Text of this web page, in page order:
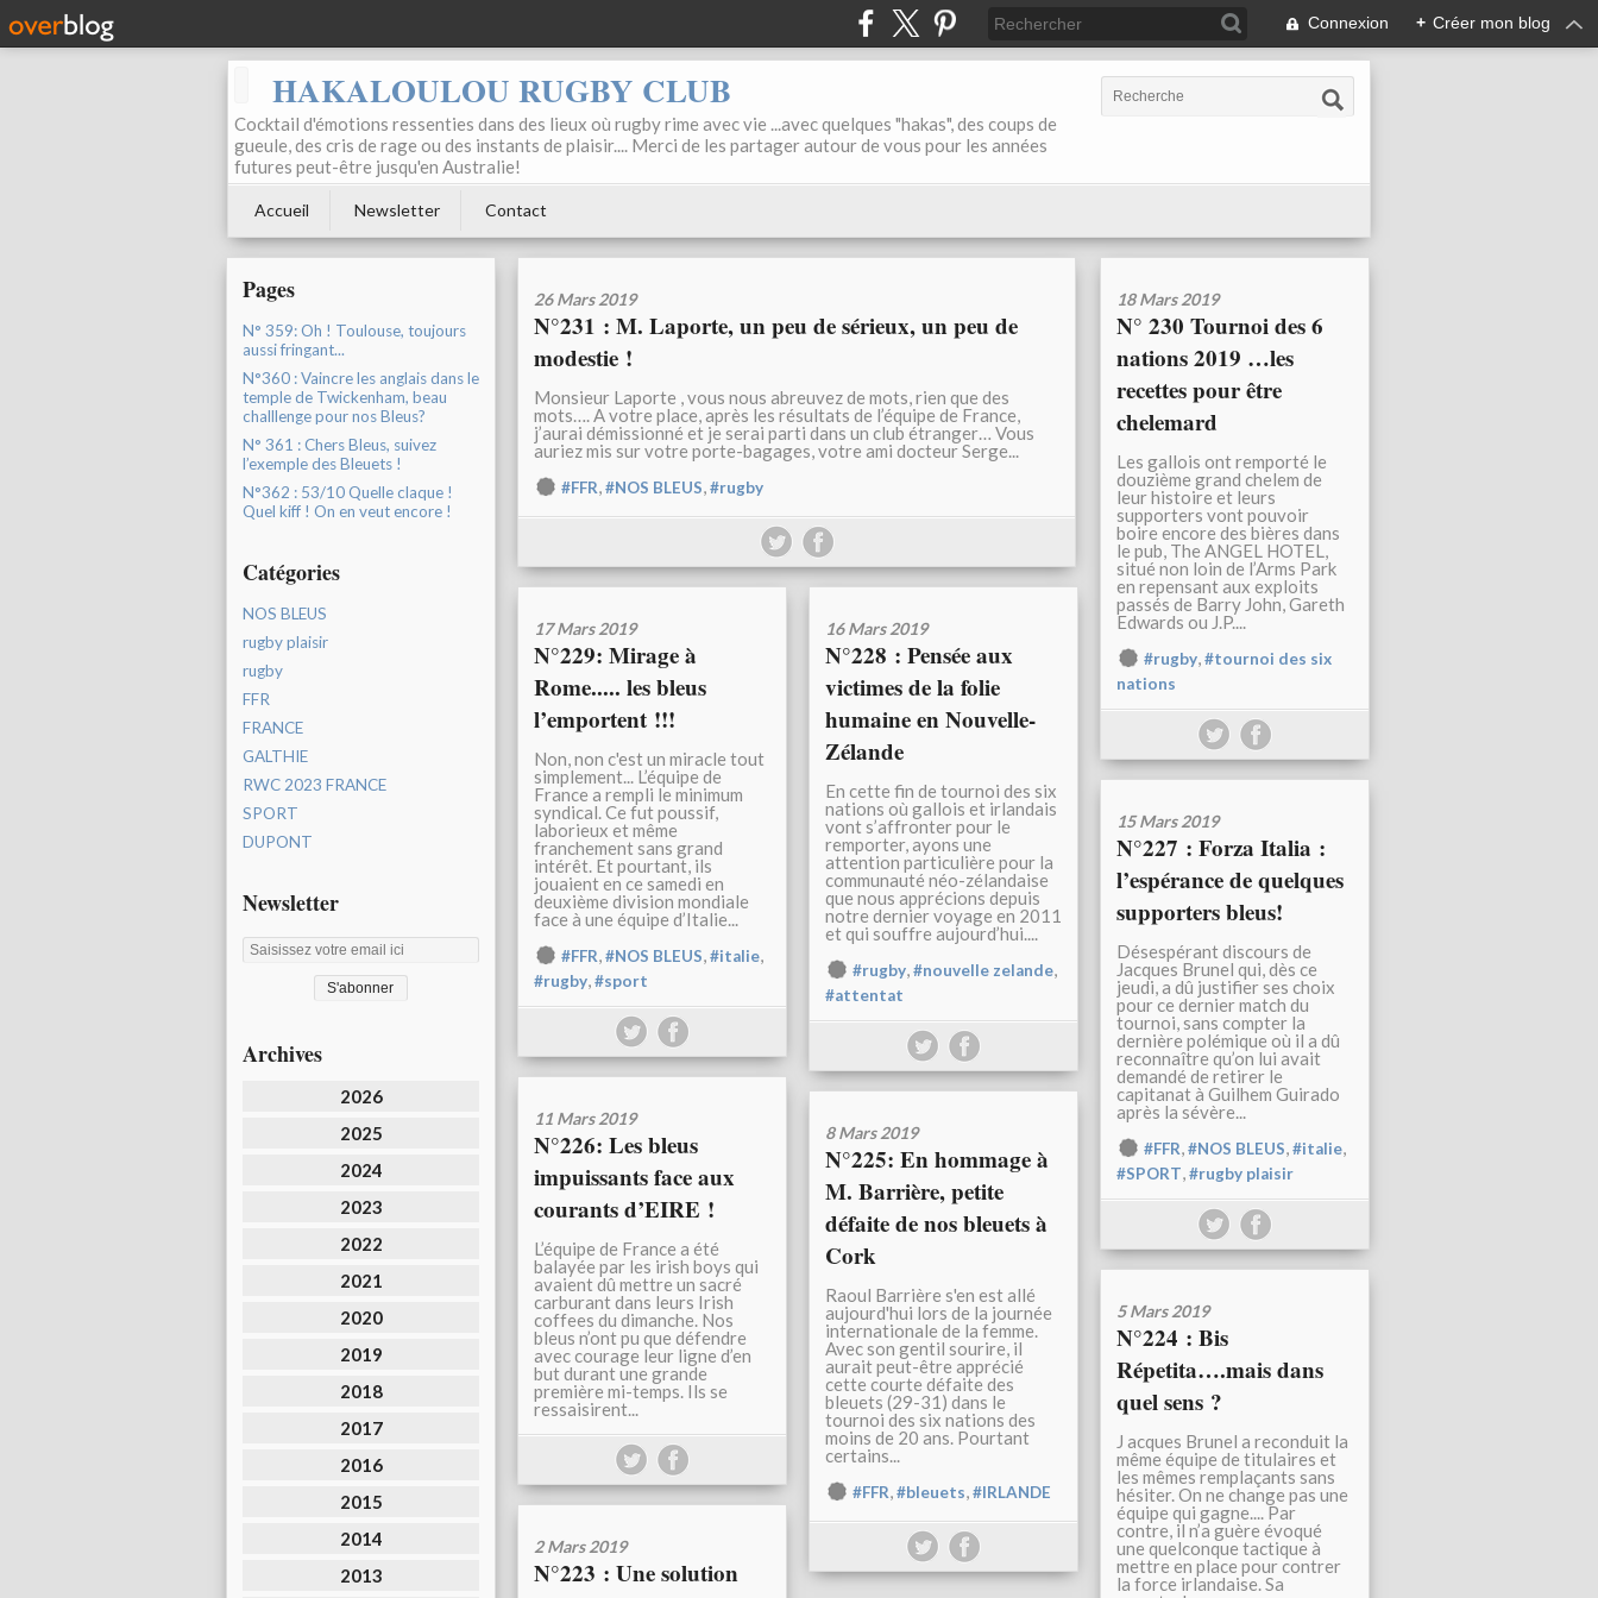
Connexion + Créer mon blog
HAKALOULOU RUGBY CLUB
Cocktail d'émotions ressenties dans des lieux où rugby rime avec vie ...avec quelques "hakas", des coups de
gueule, des cris de rage ou des instants de plaisir.... Merci de les partager autour de vous pour les années
futures peut-être jusqu'en Australie!
Accueil Newsletter Contact
Pages
N° 359: Oh ! Toulouse, toujours
aussi fringant...
N°360 : Vaincre les anglais dans le
temple de Twickenham, beau
challlenge pour nos Bleus?
N° 361 : Chers Bleus, suivez
l’exemple des Bleuets !
N°362 : 53/10 Quelle claque !
Quel kiff ! On en veut encore !
Catégories
NOS BLEUS
rugby plaisir
rugby
FFR
FRANCE
GALTHIE
RWC 2023 FRANCE
SPORT
DUPONT
Newsletter
Archives
2026
2025
2024
2023
2022
2021
2020
2019
2018
2017
2016
2015
2014
2013
26 Mars 2019
N°231 : M. Laporte, un peu de sérieux, un peu de
modestie !
Monsieur Laporte , vous nous abreuvez de mots, rien que des
mots…. A votre place, après les résultats de l’équipe de France,
j’aurai démissionné et je serai parti dans un club étranger… Vous
auriez mis sur votre porte-bagages, votre ami docteur Serge...
#FFR,#NOS BLEUS,#rugby
18 Mars 2019
N° 230 Tournoi des 6
nations 2019 …les
recettes pour être
chelemard
Les gallois ont remporté le
douzième grand chelem de
leur histoire et leurs
supporters vont pouvoir
boire encore des bières dans
le pub, The ANGEL HOTEL,
situé non loin de l’Arms Park
en repensant aux exploits
passés de Barry John, Gareth
Edwards ou J.P....
#rugby,#tournoi des six
nations
17 Mars 2019
N°229: Mirage à
Rome..... les bleus
l’emportent !!!
Non, non c'est un miracle tout
simplement... L’équipe de
France a rempli le minimum
syndical. Ce fut poussif,
laborieux et même
franchement sans grand
intérêt. Et pourtant, ils
jouaient en ce samedi en
deuxième division mondiale
face à une équipe d’Italie...
#FFR,#NOS BLEUS,#italie,
#rugby,#sport
16 Mars 2019
N°228 : Pensée aux
victimes de la folie
humaine en Nouvelle-
Zélande
En cette fin de tournoi des six
nations où gallois et irlandais
vont s’affronter pour le
remporter, ayons une
attention particulière pour la
communauté néo-zélandaise
que nous apprécions depuis
notre dernier voyage en 2011
et qui souffre aujourd’hui....
#rugby,#nouvelle zelande,
#attentat
15 Mars 2019
N°227 : Forza Italia :
l’espérance de quelques
supporters bleus!
Désespérant discours de
Jacques Brunel qui, dès ce
jeudi, a dû justifier ses choix
pour ce dernier match du
tournoi, sans compter la
dernière polémique où il a dû
reconnaître qu’on lui avait
demandé de retirer le
capitanat à Guilhem Guirado
après la sévère...
#FFR,#NOS BLEUS,#italie,
#SPORT,#rugby plaisir
11 Mars 2019
N°226: Les bleus
impuissants face aux
courants d’EIRE !
L’équipe de France a été
balayée par les irish boys qui
avaient dû mettre un sacré
carburant dans leurs Irish
coffees du dimanche. Nos
bleus n’ont pu que défendre
avec courage leur ligne d’en
but durant une grande
première mi-temps. Ils se
ressaisirent...
8 Mars 2019
N°225: En hommage à
M. Barrière, petite
défaite de nos bleuets à
Cork
Raoul Barrière s'en est allé
aujourd'hui lors de la journée
internationale de la femme.
Avec son gentil sourire, il
aurait peut-être apprécié
cette courte défaite des
bleuets (29-31) dans le
tournoi des six nations des
moins de 20 ans. Pourtant
certains...
#FFR,#bleuets,#IRLANDE
5 Mars 2019
N°224 : Bis
Répetita….mais dans
quel sens ?
J acques Brunel a reconduit la
même équipe de titulaires et
les mêmes remplaçants sans
hésiter. On ne change pas une
équipe qui gagne.... Par
contre, il n’a guère évoqué
une quelconque tactique à
mettre en place pour contrer
la force irlandaise. Sa
2 Mars 2019
N°223 : Une solution